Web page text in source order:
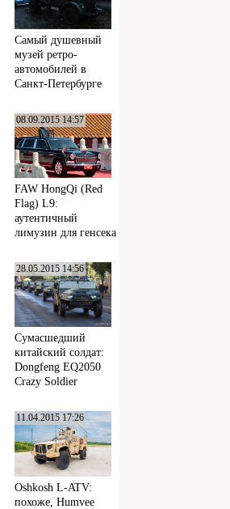
Самый душевный
музей ретро-
автомобилей в
Санкт-Петербурге
08.09.2015 14:57
FAW HongQi (Red
Flag) L9:
аутентичный
лимузин для генсека
28.05.2015 14:56
Сумасшедший
китайский солдат:
Dongfeng EQ2050
Crazy Soldier
11.04.2015 17:26
Oshkosh L-ATV:
похоже, Humvee